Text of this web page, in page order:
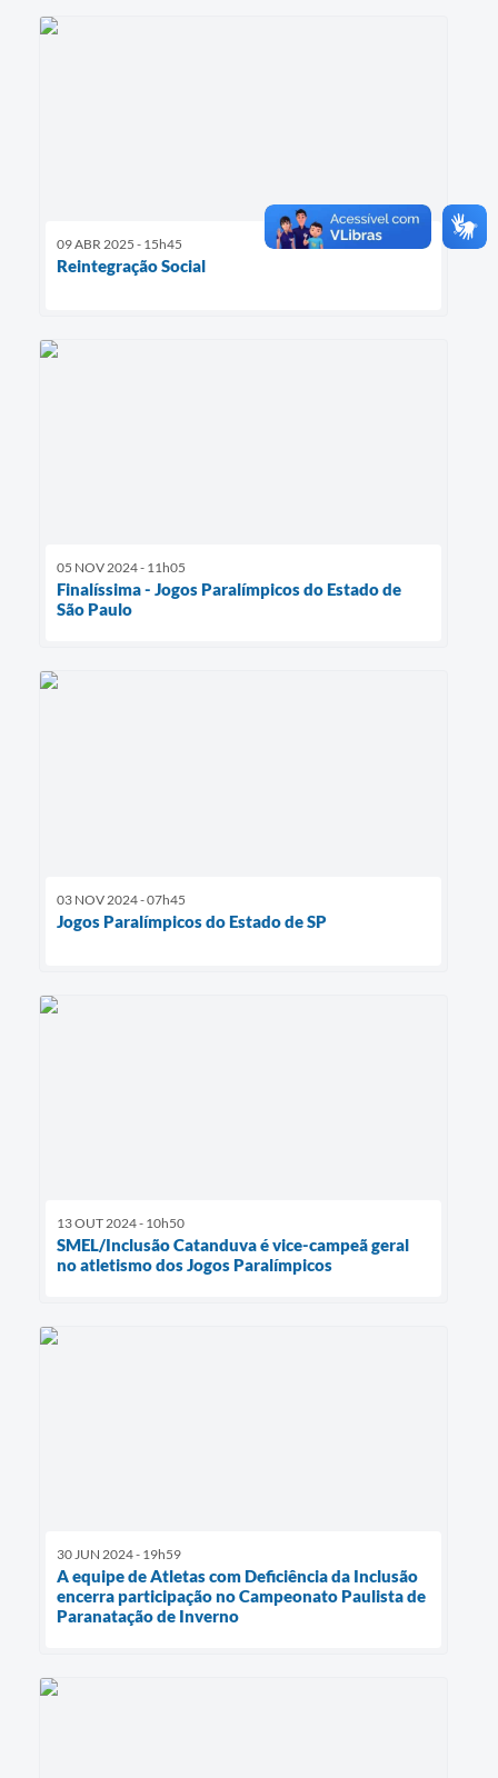
09 ABR 2025 - 15h45
Reintegração Social
05 NOV 2024 - 11h05
Finalíssima - Jogos Paralímpicos do Estado de
São Paulo
03 NOV 2024 - 07h45
Jogos Paralímpicos do Estado de SP
13 OUT 2024 - 10h50
SMEL/Inclusão Catanduva é vice-campeã geral
no atletismo dos Jogos Paralímpicos
30 JUN 2024 - 19h59
A equipe de Atletas com Deficiência da Inclusão
encerra participação no Campeonato Paulista de
Paranatação de Inverno